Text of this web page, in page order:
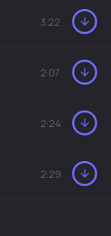
3:22
2:07
2:24
2:29